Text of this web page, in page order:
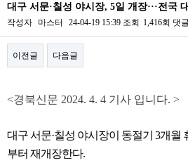
대구 서문·칠성 야시장, 5일 개장···전국
작성자 마스터 24-04-19 15:39 조회 1,416회 댓글
이전글 다음글
<경북신문 2024. 4. 4 기사 입니다. >
대구 서문·칠성 야시장이 동절기 3개월
부터 재개장한다.